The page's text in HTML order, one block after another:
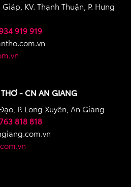
KV. Thạnh Thuận, P. Hưng
919 919
THƠ - CN AN GIANG
P. Long Xuyên, An Giang
818 818